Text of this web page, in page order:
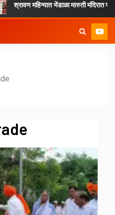
महिन्यात भेंडाळा मारुती मंदिरात प्रत्येक